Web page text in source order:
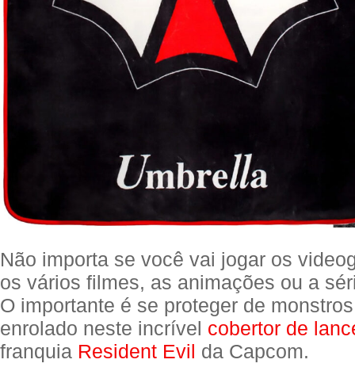
Não importa se você vai jogar os
os vários filmes, as animações ou a
O importante é se proteger de
enrolado neste incrível cobertor de
franquia Resident Evil da Capcom.